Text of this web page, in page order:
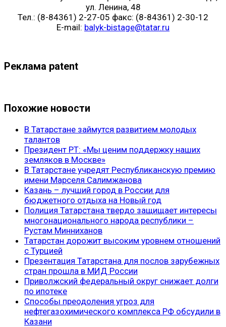
ул. Ленина, 48
Тел.: (8-84361) 2-27-05 факс: (8-84361) 2-30-12
E-mail: balyk-bistage@tatar.ru
Реклама patent
Похожие новости
В Татарстане займутся развитием молодых
талантов
Президент РТ: «Мы ценим поддержку наших
земляков в Москве»
В Татарстане учредят Республиканскую премию
имени Марселя Салимжанова
Казань – лучший город в России для
бюджетного отдыха на Новый год
Полиция Татарстана твердо защищает интересы
многонационального народа республики –
Рустам Минниханов
Татарстан дорожит высоким уровнем отношений
с Турцией
Презентация Татарстана для послов зарубежных
стран прошла в МИД России
Приволжский федеральный округ снижает долги
по ипотеке
Способы преодоления угроз для
нефтегазохимического комплекса РФ обсудили в
Казани